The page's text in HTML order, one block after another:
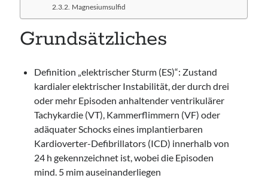
Magnesiumsulfid
Grundsätzliches
Definition „elektrischer Sturm (ES)“: Zustand
kardialer elektrischer Instabilität, der durch drei
oder mehr Episoden anhaltender ventrikulärer
Tachykardie (VT), Kammerflimmern (VF) oder
adäquater Schocks eines implantierbaren
Kardioverter-Defibrillators (ICD) innerhalb von
24 h gekennzeichnet ist, wobei die Episoden
mind. 5 mim auseinanderliegen